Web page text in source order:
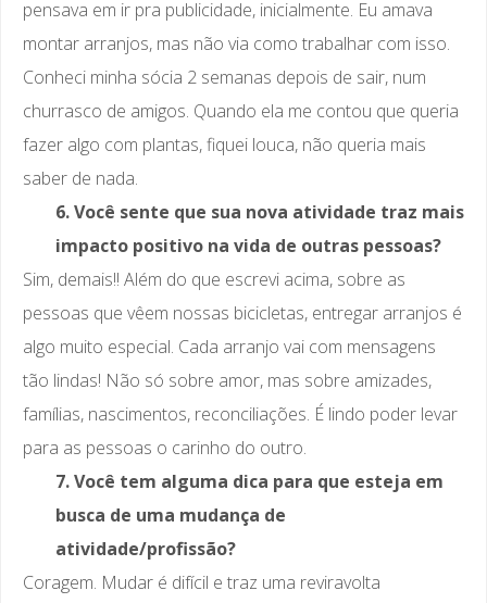
pensava em ir pra publicidade, inicialmente. Eu amava
montar arranjos, mas não via como trabalhar com isso.
Conheci minha sócia 2 semanas depois de sair, num
churrasco de amigos. Quando ela me contou que queria
fazer algo com plantas, fiquei louca, não queria mais
saber de nada.
6. Você sente que sua nova atividade traz mais
impacto positivo na vida de outras pessoas?
Sim, demais!! Além do que escrevi acima, sobre as
pessoas que vêem nossas bicicletas, entregar arranjos é
algo muito especial. Cada arranjo vai com mensagens
tão lindas! Não só sobre amor, mas sobre amizades,
famílias, nascimentos, reconciliações. É lindo poder levar
para as pessoas o carinho do outro.
7. Você tem alguma dica para que esteja em
busca de uma mudança de
atividade/profissão?
Coragem. Mudar é difícil e traz uma reviravolta